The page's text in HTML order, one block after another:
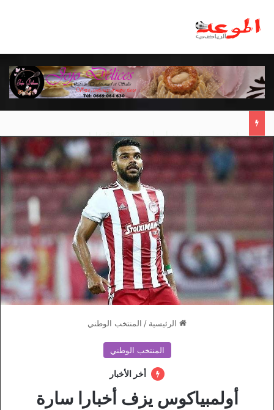
الرئيسية / المنتخب الوطني
المنتخب الوطني
أخر الأخبار
أولمبياكوس يزف أخبارا سارة